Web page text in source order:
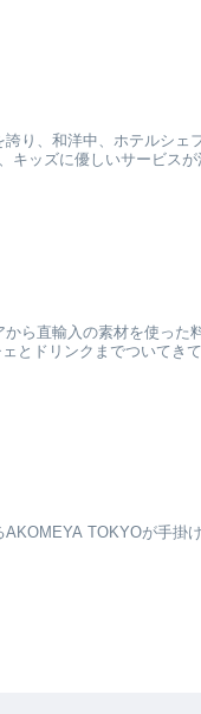
り、和洋中、ホテルシェ
ッズに優しいサービスが
ら直輸入の素材を使った
とドリンクまでついてき
TOKYOが手掛